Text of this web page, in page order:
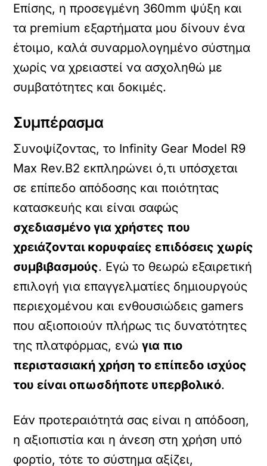
Επίσης, η προσεγμένη 360mm ψύξη και
τα premium εξαρτήματα μου δίνουν ένα
έτοιμο, καλά συναρμολογημένο σύστημα
χωρίς να χρειαστεί να ασχοληθώ με
συμβατότητες και δοκιμές.
Συμπέρασμα
Συνοψίζοντας, το Infinity Gear Model R9
Max Rev.B2 εκπληρώνει ό,τι υπόσχεται
σε επίπεδο απόδοσης και ποιότητας
κατασκευής και είναι σαφώς
σχεδιασμένο για χρήστες που
χρειάζονται κορυφαίες επιδόσεις χωρίς
συμβιβασμούς. Εγώ το θεωρώ εξαιρετική
επιλογή για επαγγελματίες δημιουργούς
περιεχομένου και ενθουσιώδεις gamers
που αξιοποιούν πλήρως τις δυνατότητες
της πλατφόρμας, ενώγια πιο
περιστασιακή χρήση το επίπεδο ισχύος
του είναι οπωσδήποτε υπερβολικό.
Εάν προτεραιότητά σας είναι η απόδοση,
η αξιοπιστία και η άνεση στη χρήση υπό
φορτίο, τότε το σύστημα αξίζει,